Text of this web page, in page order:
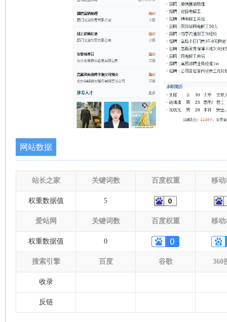
网站数据
站长之家 关键词数 百度权重 移动
权重数据值 5
爱站网 关键词数 百度权重 移动
权重数据值 0
搜索引擎 百度 谷歌 360
收录
反链